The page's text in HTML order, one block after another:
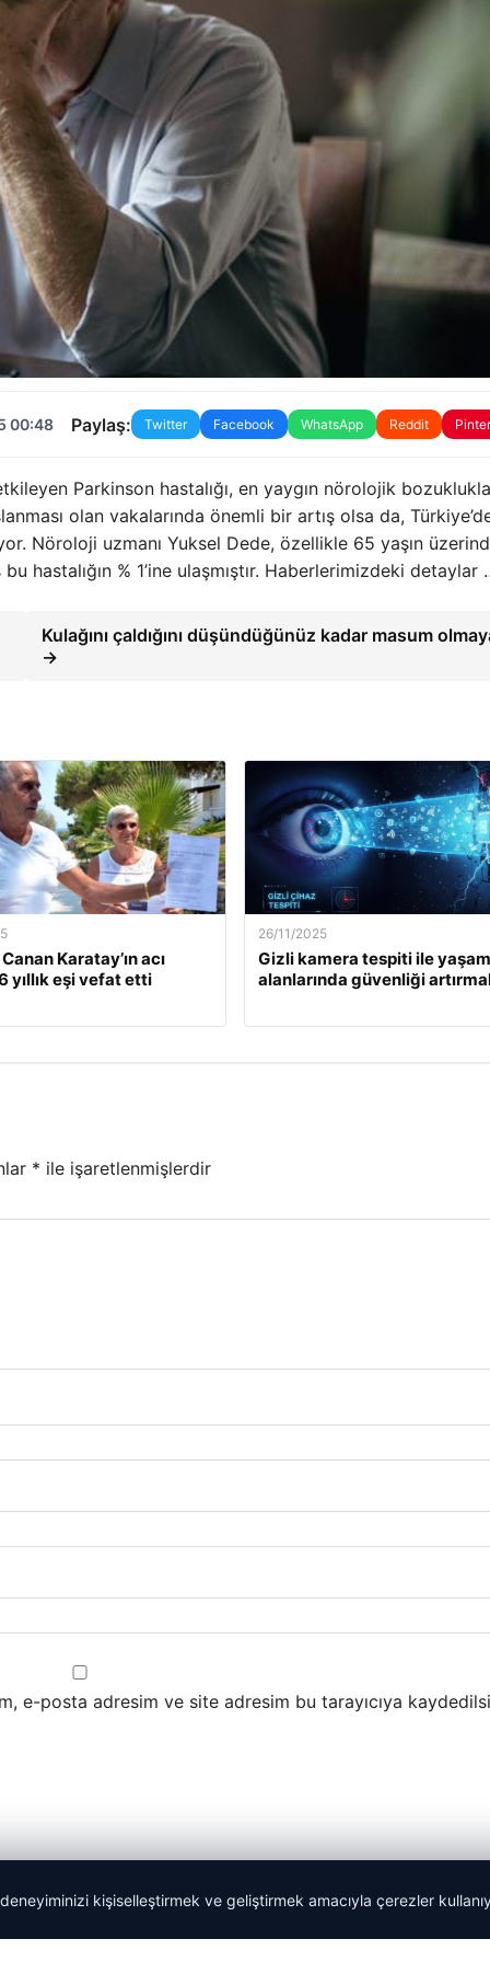
00:48 Paylaş: Twitter Facebook WhatsApp Reddit
Parkinson hastalığı, en yaygın nörolojik
olan vakalarında önemli bir artış olsa da,
Nöroloji uzmanı Yuksel Dede, özellikle 65 yaşın
hastalığın % 1’ine ulaşmıştır. Haberlerimizdeki detaylar
Kulağını çaldığını düşündüğünüz kadar masum
→
Karatay’ın acı
yıllık eşi vefat etti
26/11/2025
Gizli kamera tespiti ile yaşam
alanlarında güvenliği
* ile işaretlenmişlerdir
e-posta adresim ve site adresim bu tarayıcıya
deneyiminizi kişiselleştirmek ve geliştirmek amacıyla çerezler